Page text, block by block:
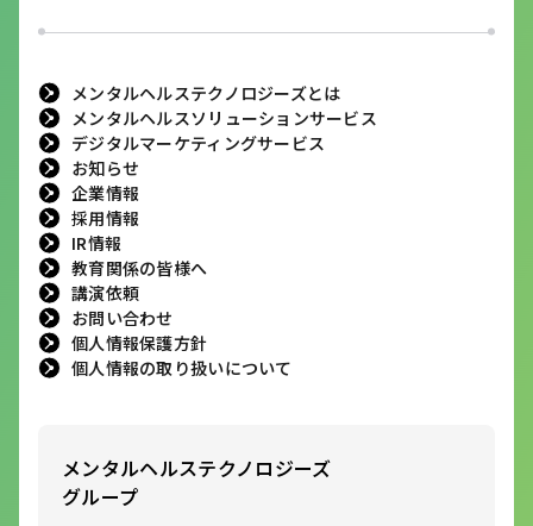
メンタルヘルステクノロジーズとは
メンタルヘルスソリューションサービス
デジタルマーケティングサービス
お知らせ
企業情報
採用情報
IR情報
教育関係の皆様へ
講演依頼
お問い合わせ
個人情報保護方針
個人情報の取り扱いについて
メンタルヘルステクノロジーズ
グループ